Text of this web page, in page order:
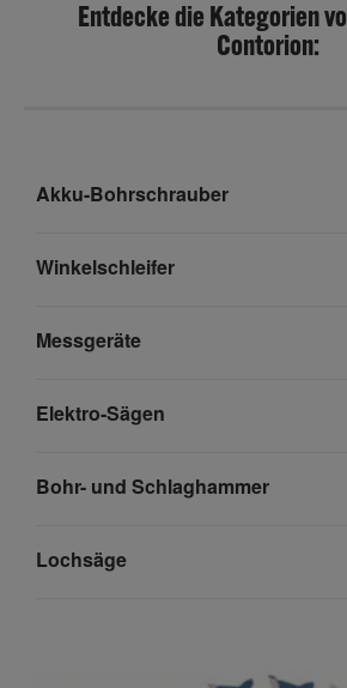
Entdecke die Kategorien
Contorion:
Akku-Bohrschrauber
Winkelschleifer
Messgeräte
Elektro-Sägen
Bohr- und Schlaghammer
Lochsäge